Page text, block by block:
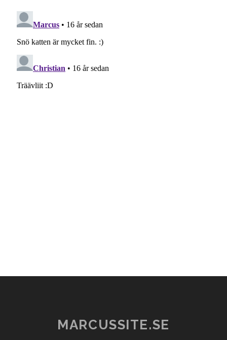
MARCUSSITE.SE